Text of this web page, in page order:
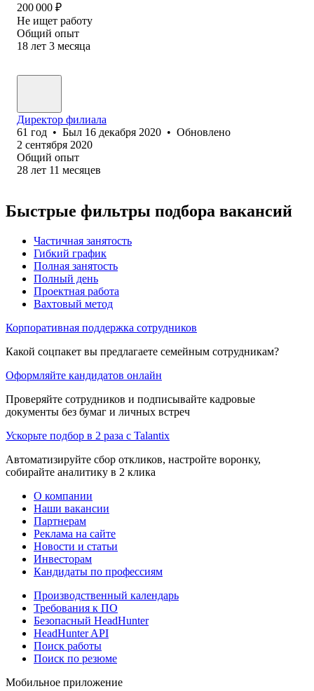
200 000 ₽
Не ищет работу
Общий опыт
18 лет 3 месяца
Директор филиала
61 год • Был 16 декабря 2020 • Обновлено
2 сентября 2020
Общий опыт
28 лет 11 месяцев
Быстрые фильтры подбора вакансий
Частичная занятость
Гибкий график
Полная занятость
Полный день
Проектная работа
Вахтовый метод
Корпоративная поддержка сотрудников
Какой соцпакет вы предлагаете семейным сотрудникам?
Оформляйте кандидатов онлайн
Проверяйте сотрудников и подписывайте кадровые
документы без бумаг и личных встреч
Ускорьте подбор в 2 раза с Talantix
Автоматизируйте сбор откликов, настройте воронку,
собирайте аналитику в 2 клика
О компании
Наши вакансии
Партнерам
Реклама на сайте
Новости и статьи
Инвесторам
Кандидаты по профессиям
Производственный календарь
Требования к ПО
Безопасный HeadHunter
HeadHunter API
Поиск работы
Поиск по резюме
Мобильное приложение